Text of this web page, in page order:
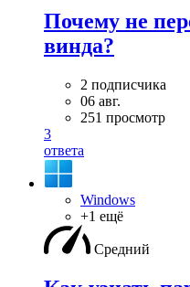
Почему не
винда?
2 подписчика
06 авг.
251 просмотр
3
ответа
Windows
+1 ещё
Средний